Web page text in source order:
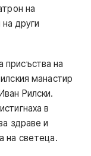
на
други
присъства на
манастир
Рилски.
в
здраве и
на светеца.